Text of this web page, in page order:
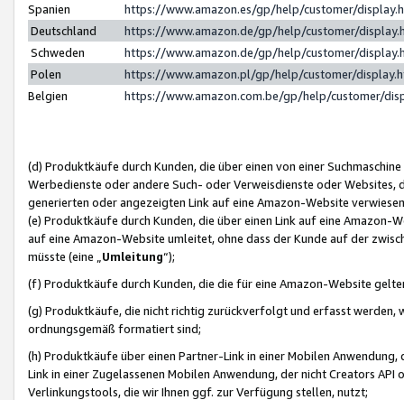
Spanien
https://www.amazon.es/gp/help/customer/
Deutschland
https://www.amazon.de/gp/help/customer/
Schweden
https://www.amazon.de/gp/help/customer/
Polen
https://www.amazon.pl/gp/help/customer/
Belgien
https://www.amazon.com.be/gp/help/customer/
(d) Produktkäufe durch Kunden, die über einen von einer
Werbedienste oder andere Such- oder Verweisdienste oder Websites,
generierten oder angezeigten Link auf eine Amazon-Website
(e) Produktkäufe durch Kunden, die über einen Link auf eine
auf eine Amazon-Website umleitet, ohne dass der Kunde auf der
müsste (eine „ Umleitung“);
(f) Produktkäufe durch Kunden, die die für eine Amazon-Website
(g) Produktkäufe, die nicht richtig zurückverfolgt und erfasst werden,
ordnungsgemäß formatiert sind;
(h) Produktkäufe über einen Partner-Link in einer Mobilen
Link in einer Zugelassenen Mobilen Anwendung, der nicht Creators
Verlinkungstools, die wir Ihnen ggf. zur Verfügung stellen, nutzt;